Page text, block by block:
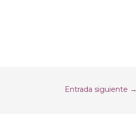
Entrada siguiente